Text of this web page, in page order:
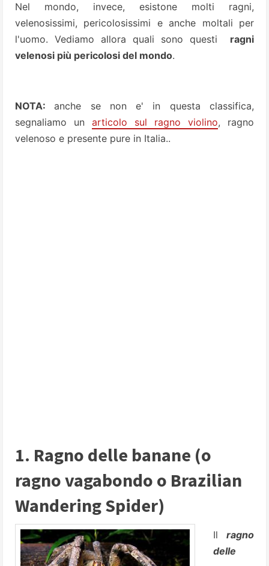
Nel mondo, invece, esistone molti ragni,
velenosissimi, pericolosissimi e anche moltali per
l'uomo. Vediamo allora quali sono questi
ragni
velenosi più pericolosi del mondo.
NOTA:anche se non e' in questa classifica,
segnaliamo un articolo sul ragno violino, ragno
velenoso e presente pure in Italia..
1. Ragno delle banane (o
ragno vagabondo o Brazilian
Wandering Spider)
Il ragno
delle